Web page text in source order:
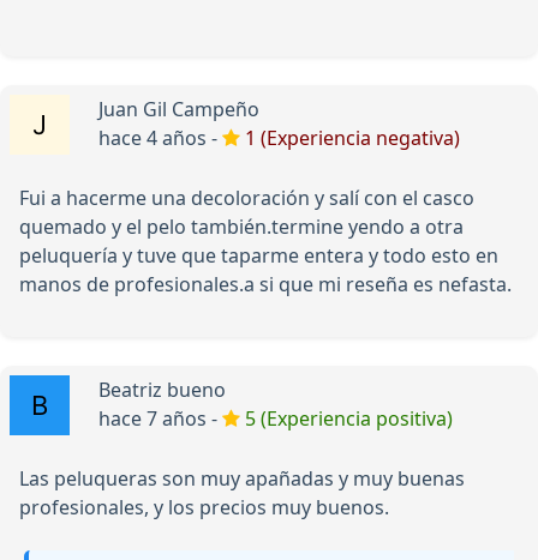
Juan Gil Campeño
hace 4 años -
1 (Experiencia negativa)
Fui a hacerme una decoloración y salí con el casco
quemado y el pelo también.termine yendo a otra
peluquería y tuve que taparme entera y todo esto en
manos de profesionales.a si que mi reseña es nefasta.
Beatriz bueno
hace 7 años -
5 (Experiencia positiva)
Las peluqueras son muy apañadas y muy buenas
profesionales, y los precios muy buenos.